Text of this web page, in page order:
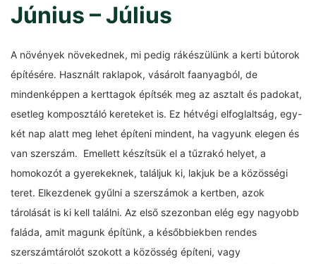
Június – Július
A növények növekednek, mi pedig rákészülünk a kerti bútorok
építésére. Használt raklapok, vásárolt faanyagból, de
mindenképpen a kerttagok építsék meg az asztalt és padokat,
esetleg komposztáló kereteket is. Ez hétvégi elfoglaltság, egy-
két nap alatt meg lehet építeni mindent, ha vagyunk elegen és
van szerszám. Emellett készítsük el a tűzrakó helyet, a
homokozót a gyerekeknek, találjuk ki, lakjuk be a közösségi
teret. Elkezdenek gyűlni a szerszámok a kertben, azok
tárolását is ki kell találni. Az első szezonban elég egy nagyobb
faláda, amit magunk építünk, a későbbiekben rendes
szerszámtárolót szokott a közösség építeni, vagy